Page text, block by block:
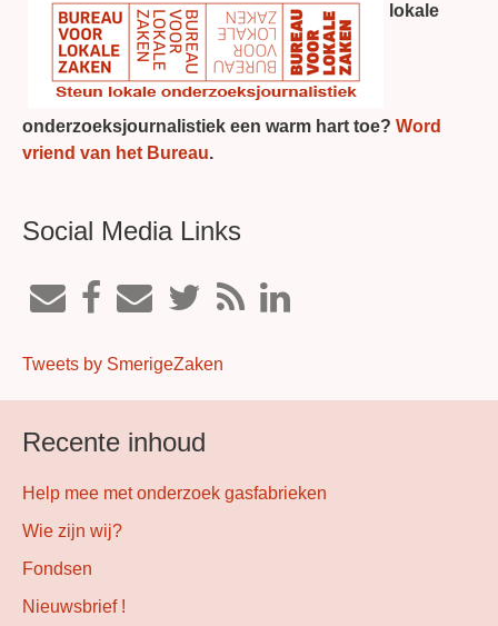
lokale
onderzoeksjournalistiek een warm hart toe? Word
vriend van het Bureau.
Social Media Links
Tweets by SmerigeZaken
Recente inhoud
Help mee met onderzoek gasfabrieken
Wie zijn wij?
Fondsen
Nieuwsbrief !